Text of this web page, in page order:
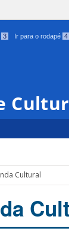
3 Ir para o rodapé 4
Cultural